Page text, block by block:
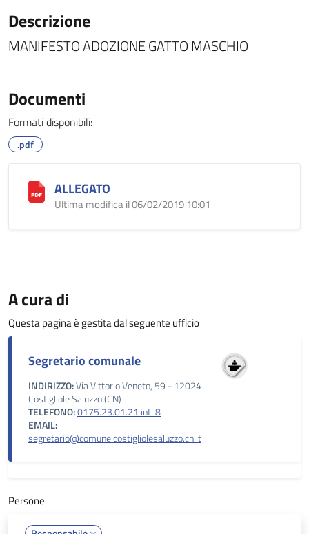
Descrizione
MANIFESTO ADOZIONE GATTO MASCHIO
Documenti
Formati disponibili:
.pdf
ALLEGATO
Ultima modifica il 06/02/2019 10:01
A cura di
Questa pagina è gestita dal seguente ufficio
Segretario comunale
INDIRIZZO:Via Vittorio Veneto, 59 - 12024
Costigliole Saluzzo (CN)
TELEFONO:0175.23.01.21 int. 8
EMAIL:
segretario@comune.costigliolesaluzzo.cn.it
Persone